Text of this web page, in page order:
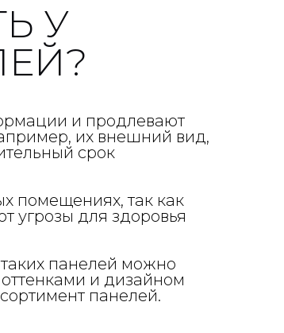
У
и продлевают
их внешний вид,
срок
помещениях, так как
угрозы для здоровья
панелей можно
и дизайном
панелей.